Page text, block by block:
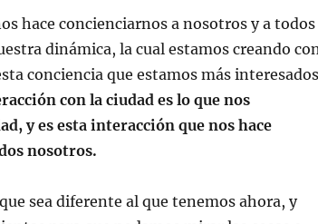
hace concienciarnos a nosotros y a todos
dinámica, la cual estamos creando
conciencia que estamos más interesados
con la ciudad es lo que nos
y es esta interacción que nos hace
nosotros.
sea diferente al que tenemos ahora, y